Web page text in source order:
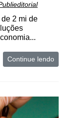
2 mi de
Continue lendo